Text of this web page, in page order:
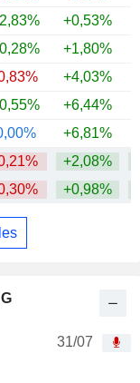
31/07
+0,53%
+1,80%
+4,03%
+6,44%
+6,81%
+2,08%
+0,98%